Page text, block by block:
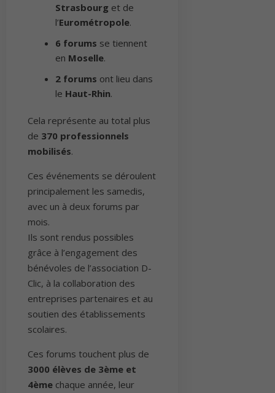
Strasbourg et de
l’Eurométropole.
6 forums se tiennent
en Moselle.
2 forums ont lieu dans
le Haut-Rhin.
Cela représente au total plus
de 370 professionnels
mobilisés.
Ces événements se déroulent
principalement les samedis,
avec un à deux forums par
mois.
Ils sont rendus possibles
grâce à l’engagement des
bénévoles de l’association D-
Clic, à la collaboration des
entreprises partenaires et au
soutien des établissements
scolaires.
Ces forums touchent plus de
3000 élèves de 3ème et
4ème chaque année, leur